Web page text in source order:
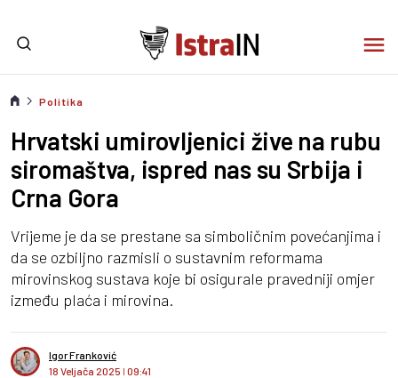
Politika
Hrvatski umirovljenici žive na rubu
siromaštva, ispred nas su Srbija i
Crna Gora
Vrijeme je da se prestane sa simboličnim povećanjima i
da se ozbiljno razmisli o sustavnim reformama
mirovinskog sustava koje bi osigurale pravedniji omjer
između plaća i mirovina.
Igor Franković
18 Veljača 2025 I 09:41